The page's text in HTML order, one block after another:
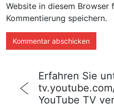
Website in diesem Browser
Kommentierung speichern.
Erfahren Sie
YouTube TV